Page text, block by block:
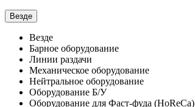
Везде
Везде
Барное оборудование
Линии раздачи
Механическое оборудование
Нейтральное оборудование
Оборудование Б/У
Оборудование для Фаст-фуда (HoReCa)